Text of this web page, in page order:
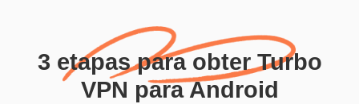
3 etapas para obter Turbo
VPN para Android